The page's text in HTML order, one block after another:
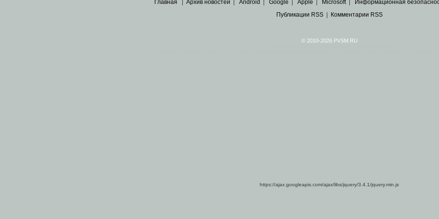
Главная Архив новостей Android Google Apple Microsoft| Информационная
Публикации RSS| Комментарии RSS
© 2010-2026 PVSM.RU
https://ajax.googleapis.com/ajax/libs/jquery/3.4.1/jquery.min.js